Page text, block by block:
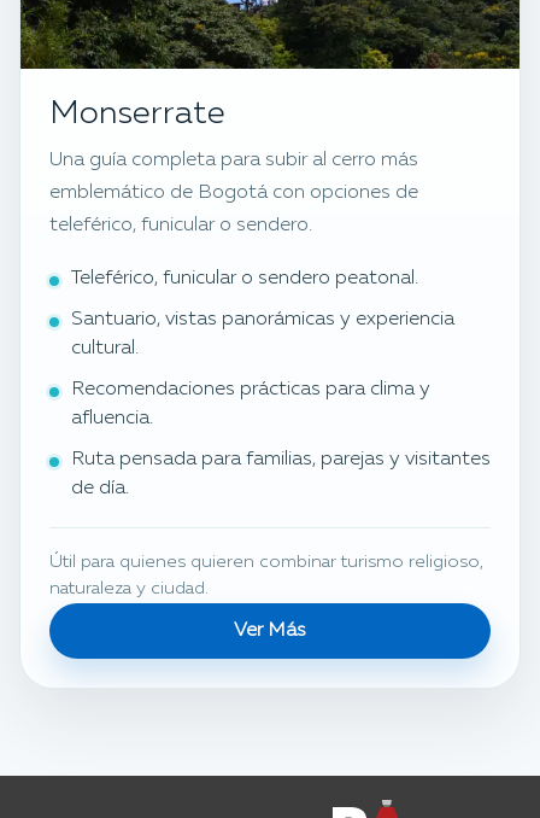
Monserrate
Una guía completa para subir al cerro más
emblemático de Bogotá con opciones de
teleférico, funicular o sendero.
Teleférico, funicular o sendero peatonal.
Santuario, vistas panorámicas y experiencia
cultural.
Recomendaciones prácticas para clima y
afluencia.
Ruta pensada para familias, parejas y visitantes
de día.
Útil para quienes quieren combinar turismo religioso,
naturaleza y ciudad.
Ver Más